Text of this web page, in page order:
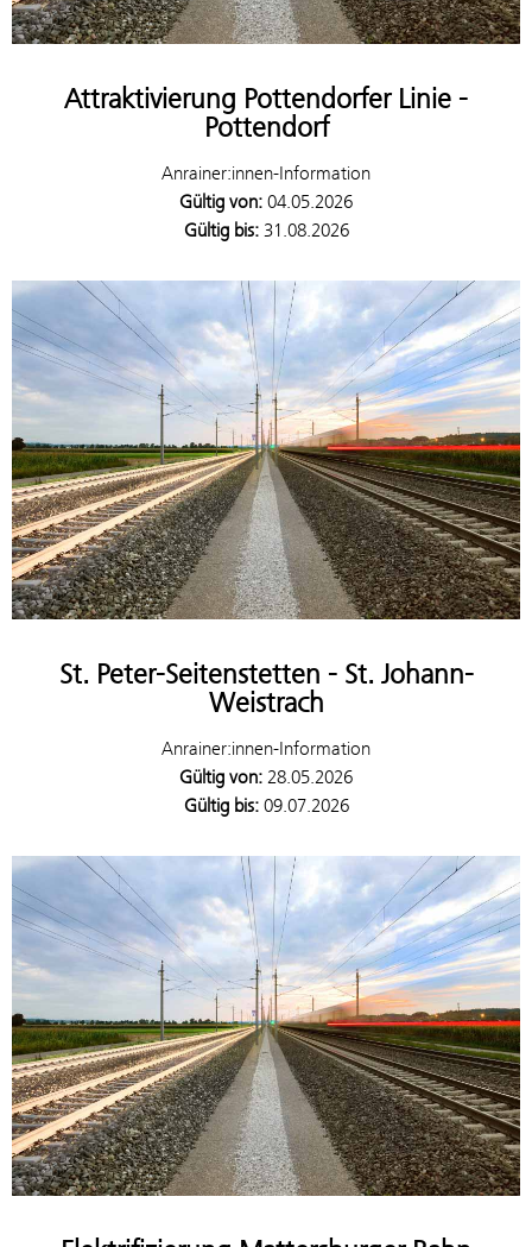
Attraktivierung Pottendorfer Linie -
Pottendorf
Anrainer:innen-Information
Gültig von: 04.05.2026
Gültig bis:31.08.2026
St. Peter-Seitenstetten - St. Johann-
Weistrach
Anrainer:innen-Information
Gültig von: 28.05.2026
Gültig bis:09.07.2026